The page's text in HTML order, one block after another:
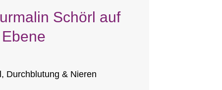
Schörl auf
Durchblutung & Nieren